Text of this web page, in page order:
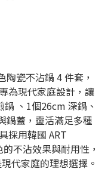
瓷不沾鍋 4 件套，
為現代家庭設計，讓
、1個26cm 深鍋、
鍋蓋，靈活滿足多種
採用韓國 ART
不沾效果與耐用性，
代家庭的理想選擇。